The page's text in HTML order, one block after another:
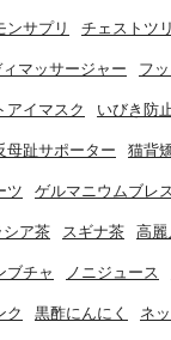
ンサプリ チェストツ
マッサージャー フ
アイマスク いびき防
母趾サポーター 猫背
ツ ゲルマニウムブレ
シア茶 スギナ茶 高麗
ブチャ ノニジュース
ク 黒酢にんにく ネ